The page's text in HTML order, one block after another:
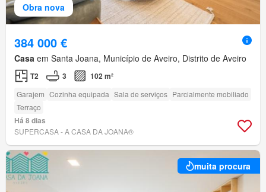
Obra nova
384 000 €
Casa em Santa Joana, Município de Aveiro, Distrito de Aveiro
T2 3 102 m²
Garajem Cozinha equipada Sala de serviços Parcialmente mobiliado
Terraço
Há 8 dias
SUPERCASA - A CASA DA JOANA®
muita procura